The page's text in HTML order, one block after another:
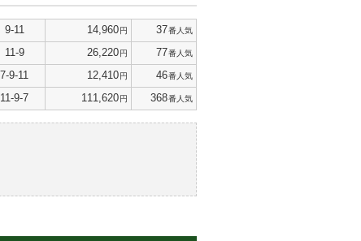
9-11 14,960円 37番人気
11-9 26,220円 77番人気
7-9-11 12,410円 46番人気
11-9-7 111,620円 368番人気